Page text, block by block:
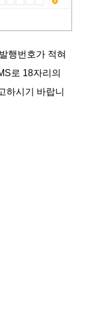
행번호가 적혀
로 18자리의
하시기 바랍니